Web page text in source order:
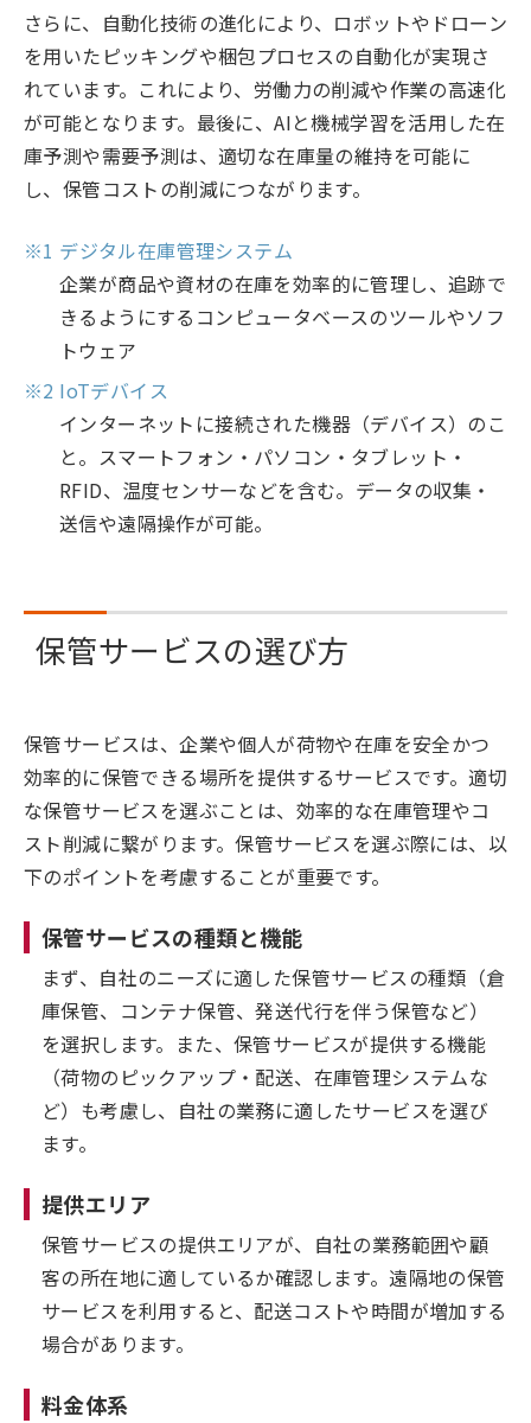
さらに、自動化技術の進化により、ロボットやドローン
を用いたピッキングや梱包プロセスの自動化が実現さ
れています。これにより、労働力の削減や作業の高速化
が可能となります。最後に、AIと機械学習を活用した在
庫予測や需要予測は、適切な在庫量の維持を可能に
し、保管コストの削減につながります。
※1 デジタル在庫管理システム
企業が商品や資材の在庫を効率的に管理し、追跡で
きるようにするコンピュータベースのツールやソフ
トウェア
※2 IoTデバイス
インターネットに接続された機器（デバイス）のこ
と。スマートフォン・パソコン・タブレット・
RFID、温度センサーなどを含む。データの収集・
送信や遠隔操作が可能。
保管サービスの選び方
保管サービスは、企業や個人が荷物や在庫を安全かつ
効率的に保管できる場所を提供するサービスです。適切
な保管サービスを選ぶことは、効率的な在庫管理やコ
スト削減に繋がります。保管サービスを選ぶ際には、以
下のポイントを考慮することが重要です。
保管サービスの種類と機能
まず、自社のニーズに適した保管サービスの種類（倉
庫保管、コンテナ保管、発送代行を伴う保管など）
を選択します。また、保管サービスが提供する機能
（荷物のピックアップ・配送、在庫管理システムな
ど）も考慮し、自社の業務に適したサービスを選び
ます。
提供エリア
保管サービスの提供エリアが、自社の業務範囲や顧
客の所在地に適しているか確認します。遠隔地の保管
サービスを利用すると、配送コストや時間が増加する
場合があります。
料金体系